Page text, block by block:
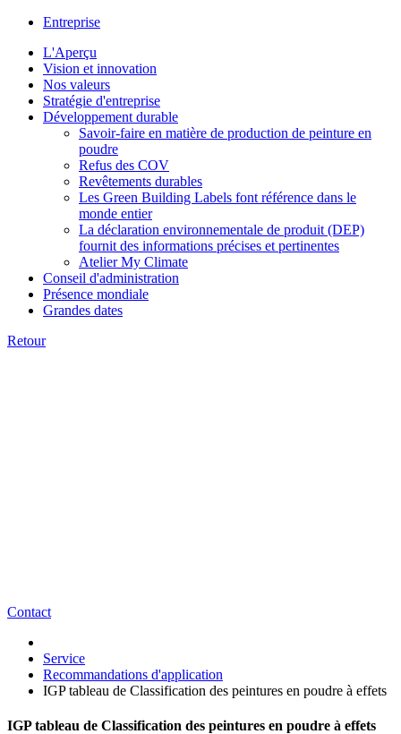
Entreprise
L'Aperçu
Vision et innovation
Nos valeurs
Stratégie d'entreprise
Développement durable
Savoir-faire en matière de production de peinture en
poudre
Refus des COV
Revêtements durables
Les Green Building Labels font référence dans le
monde entier
La déclaration environnementale de produit (DEP)
fournit des informations précises et pertinentes
Atelier My Climate
Conseil d'administration
Présence mondiale
Grandes dates
Retour
Contact
Service
Recommandations d'application
IGP tableau de Classification des peintures en poudre à effets
IGP tableau de Classification des peintures en poudre à effets